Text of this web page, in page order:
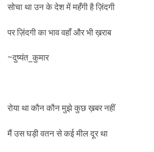
सोचा था उन के देश में महँगी है ज़िंदगी
पर ज़िंदगी का भाव वहाँ और भी ख़राब
~दुष्यंत_कुमार
रोया था कौन कौन मुझे कुछ ख़बर नहीं
मैं उस घड़ी वतन से कई मील दूर था